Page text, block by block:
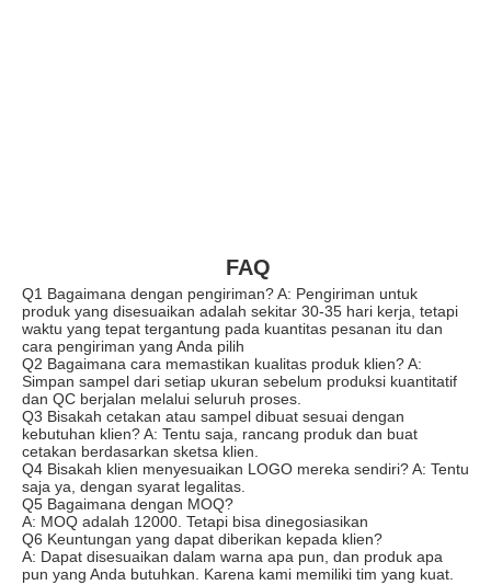
FAQ
Q1 Bagaimana dengan pengiriman? A: Pengiriman untuk
produk yang disesuaikan adalah sekitar 30-35 hari kerja, tetapi
waktu yang tepat tergantung pada kuantitas pesanan itu dan
cara pengiriman yang Anda pilih
Q2 Bagaimana cara memastikan kualitas produk klien? A:
Simpan sampel dari setiap ukuran sebelum produksi kuantitatif
dan QC berjalan melalui seluruh proses.
Q3 Bisakah cetakan atau sampel dibuat sesuai dengan
kebutuhan klien? A: Tentu saja, rancang produk dan buat
cetakan berdasarkan sketsa klien.
Q4 Bisakah klien menyesuaikan LOGO mereka sendiri? A: Tentu
saja ya, dengan syarat legalitas.
Q5 Bagaimana dengan MOQ?
A: MOQ adalah 12000. Tetapi bisa dinegosiasikan
Q6 Keuntungan yang dapat diberikan kepada klien?
A: Dapat disesuaikan dalam warna apa pun, dan produk apa
pun yang Anda butuhkan. Karena kami memiliki tim yang kuat.